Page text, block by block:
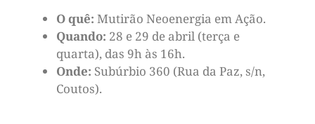
O quê: Mutirão Neoenergia em Ação.
Quando: 28 e 29 de abril (terça e
quarta), das 9h às 16h.
Onde: Subúrbio 360 (Rua da Paz, s/n,
Coutos).